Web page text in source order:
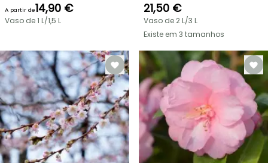
A partir de14,90 €
Vaso de 1 L/1,5 L
21,50 €
Vaso de 2 L/3 L
Existe em 3 tamanhos